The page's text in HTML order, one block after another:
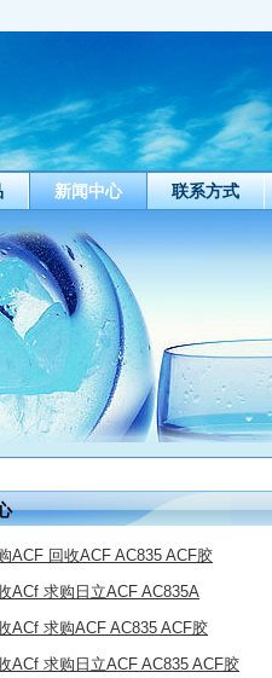
新闻中心 联系方式
ACF 回收ACF AC835 ACF胶
ACf 求购日立ACF AC835A
ACf 求购ACF AC835 ACF胶
ACf 求购日立ACF AC835 ACF胶